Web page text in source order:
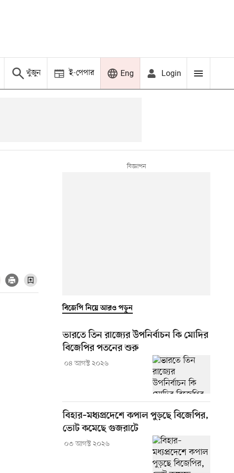
খুঁজুন ই-পেপার Eng Login
বিজেপি নিয়ে আরও পড়ুন
ভারতে তিন রাজ্যের উপনির্বাচন কি মোদির
বিজেপির পতনের শুরু
০৪ আগস্ট ২০২৬
বিহার–মধ্যপ্রদেশে কপাল পুড়ছে বিজেপির,
ভোট কমেছে গুজরাটে
০৩ আগস্ট ২০২৬